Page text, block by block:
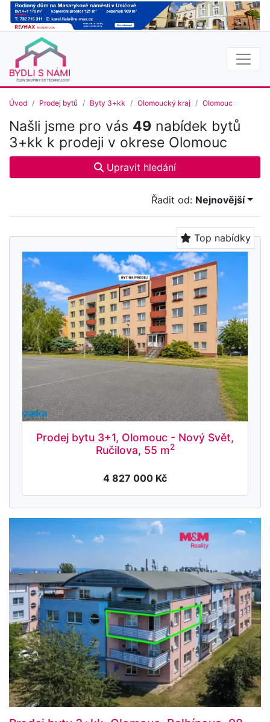
Úvod Prodej bytů Byty 3+kk Olomoucký kraj Olomouc
Našli jsme pro vás 49 nabídek bytů
3+kk k prodeji v okrese Olomouc
Upravit hledání
Řadit od: Nejnovější
Top nabídky
Prodej bytu 3+1, Olomouc - Nový Svět,
Ručilova, 55 m2
4 827 000 Kč